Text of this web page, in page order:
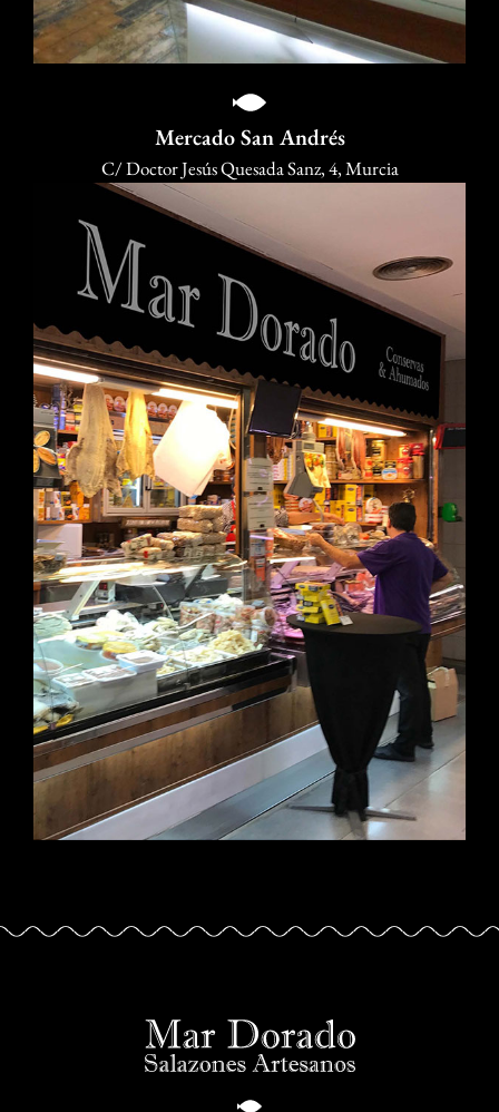
Mercado San Andrés
C/ Doctor Jesús Quesada Sanz, 4, Murcia